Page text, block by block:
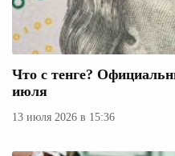
Что с тенге?
июля
13 июля 2026 в 15:36